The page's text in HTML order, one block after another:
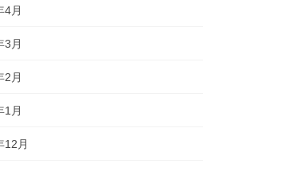
4月
3月
2月
1月
12月